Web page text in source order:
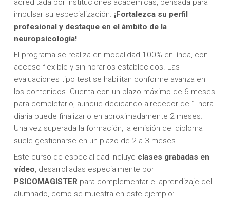
impulsar su especialización. ¡Fortalezca su perfil
profesional y destaque en el ámbito de la
neuropsicología!
El programa se realiza en modalidad 100% en línea, con
acceso flexible y sin horarios establecidos. Las
evaluaciones tipo test se habilitan conforme avanza en
los contenidos. Cuenta con un plazo máximo de 6 meses
para completarlo, aunque dedicando alrededor de 1 hora
diaria puede finalizarlo en aproximadamente 2 meses.
Una vez superada la formación, la emisión del diploma
suele gestionarse en un plazo de 2 a 3 meses.
Este curso de especialidad incluye clases grabadas en
vídeo, desarrolladas especialmente por
PSICOMAGISTERpara complementar el aprendizaje del
alumnado, como se muestra en este ejemplo: